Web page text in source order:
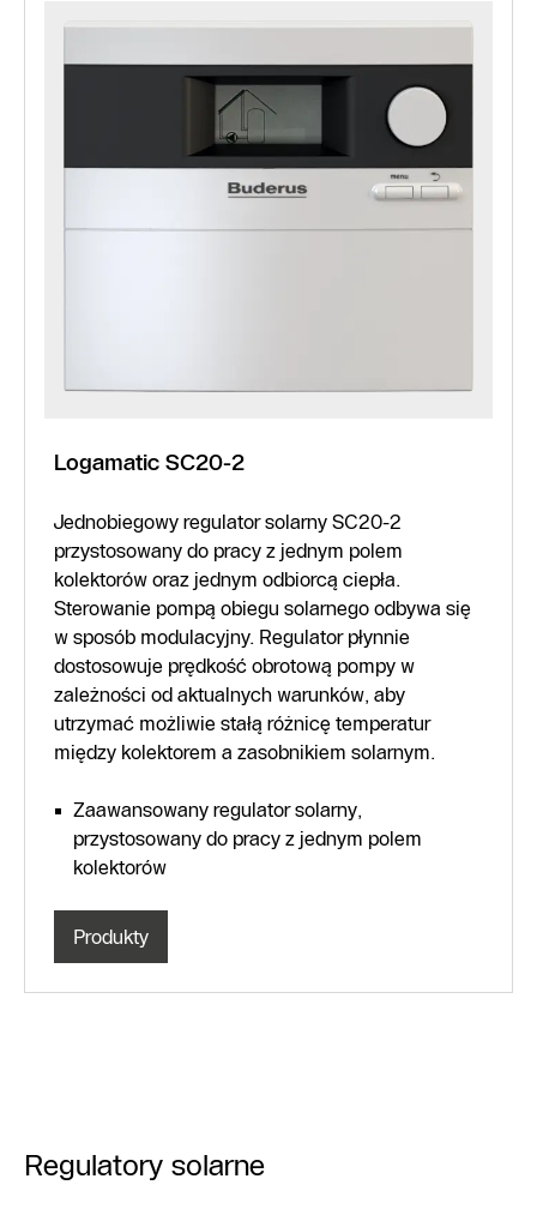
Logamatic SC20-2
Jednobiegowy regulator solarny SC20-2
przystosowany do pracy z jednym polem
kolektorów oraz jednym odbiorcą ciepła.
Sterowanie pompą obiegu solarnego odbywa się
w sposób modulacyjny. Regulator płynnie
dostosowuje prędkość obrotową pompy w
zależności od aktualnych warunków, aby
utrzymać możliwie stałą różnicę temperatur
między kolektorem a zasobnikiem solarnym.
Zaawansowany regulator solarny,
przystosowany do pracy z jednym polem
kolektorów
Produkty
Regulatory solarne